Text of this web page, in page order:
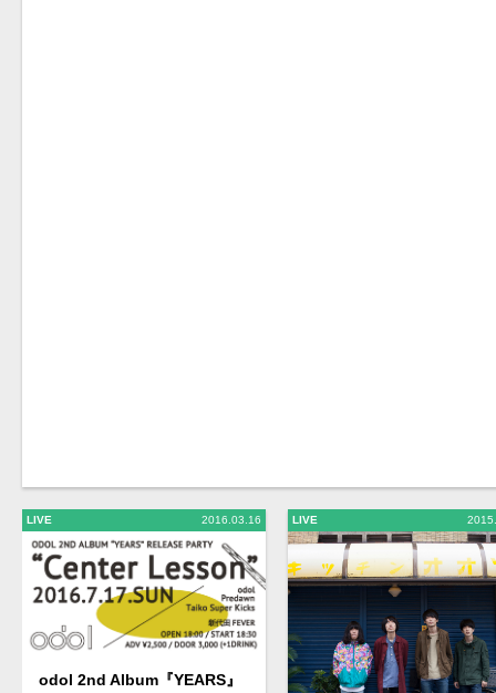
LIVE 2016.03.16
odol 2nd Album『YEARS』
LIVE